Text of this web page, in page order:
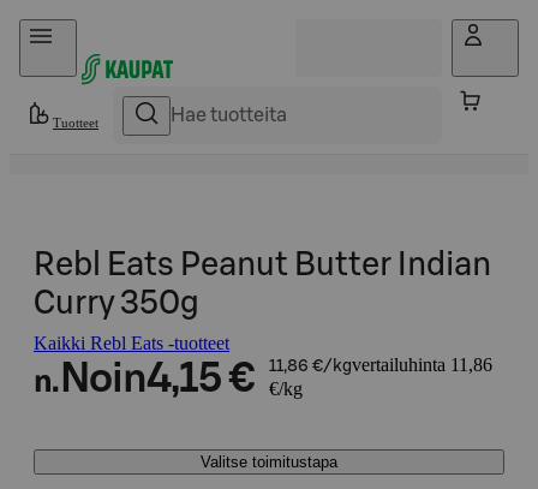
Hyppää sisältöön
Tuotteet
Rebl Eats Peanut Butter Indian
Curry 350g
Kaikki Rebl Eats -tuotteet
n. Noin4,15 € 11,86 €/kgvertailuhinta 11,86
€/kg
Valitse toimitustapa